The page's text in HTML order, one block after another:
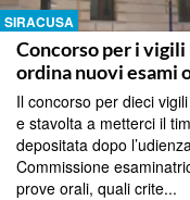
SIRACUSA
Concorso per i
ordina nuovi esami
Il concorso per dieci
e stavolta a metterci il
depositata dopo
Commissione
prove orali, quali crite...